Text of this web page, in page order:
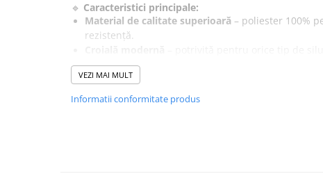
🔹 Caracteristici principale:
Material de calitate superioară – poliester 100%
rezistență.
Print personalizat
culori intense și durabilitate ridicată.
Varietate de culori și mărimi
VEZI MAI MULT
Informatii conformitate produs